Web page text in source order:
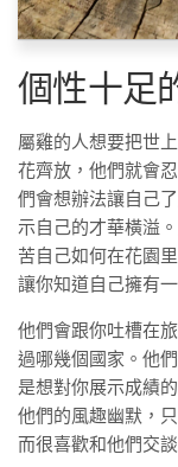
個性十足
屬雞的人想要把世
花齊放，他們就會
們會想辦法讓自己
示自己的才華橫溢
苦自己如何在花園
讓你知道自己擁有
他們會跟你吐槽在
過哪幾個國家。他
是想對你展示成績
他們的風趣幽默，
而很喜歡和他們交談